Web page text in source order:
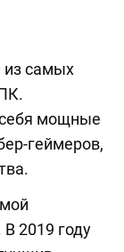
из самых
мощные
геймеров,
2019 году